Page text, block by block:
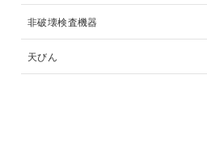
非破壊検査機器
天びん